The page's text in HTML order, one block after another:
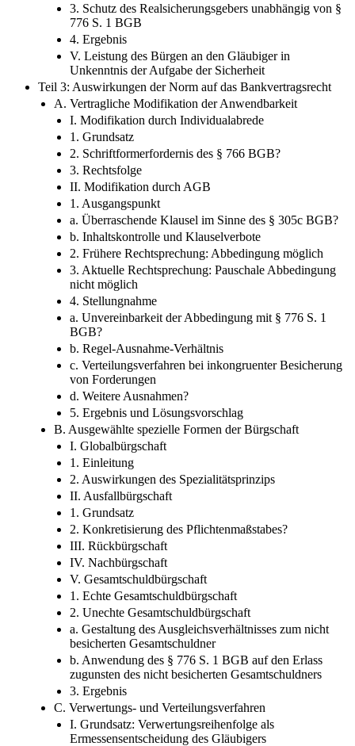
3. Schutz des Realsicherungsgebers unabhängig von §
776 S. 1 BGB
4. Ergebnis
V. Leistung des Bürgen an den Gläubiger in
Unkenntnis der Aufgabe der Sicherheit
Teil 3: Auswirkungen der Norm auf das Bankvertragsrecht
A. Vertragliche Modifikation der Anwendbarkeit
I. Modifikation durch Individualabrede
1. Grundsatz
2. Schriftformerfordernis des § 766 BGB?
3. Rechtsfolge
II. Modifikation durch AGB
1. Ausgangspunkt
a. Überraschende Klausel im Sinne des § 305c BGB?
b. Inhaltskontrolle und Klauselverbote
2. Frühere Rechtsprechung: Abbedingung möglich
3. Aktuelle Rechtsprechung: Pauschale Abbedingung
nicht möglich
4. Stellungnahme
a. Unvereinbarkeit der Abbedingung mit § 776 S. 1
BGB?
b. Regel-​Ausnahme-​Verhältnis
c. Verteilungsverfahren bei inkongruenter Besicherung
von Forderungen
d. Weitere Ausnahmen?
5. Ergebnis und Lösungsvorschlag
B. Ausgewählte spezielle Formen der Bürgschaft
I. Globalbürgschaft
1. Einleitung
2. Auswirkungen des Spezialitätsprinzips
II. Ausfallbürgschaft
1. Grundsatz
2. Konkretisierung des Pflichtenmaßstabes?
III. Rückbürgschaft
IV. Nachbürgschaft
V. Gesamtschuldbürgschaft
1. Echte Gesamtschuldbürgschaft
2. Unechte Gesamtschuldbürgschaft
a. Gestaltung des Ausgleichsverhältnisses zum nicht
besicherten Gesamtschuldner
b. Anwendung des § 776 S. 1 BGB auf den Erlass
zugunsten des nicht besicherten Gesamtschuldners
3. Ergebnis
C. Verwertungs-​ und Verteilungsverfahren
I. Grundsatz: Verwertungsreihenfolge als
Ermessensentscheidung des Gläubigers